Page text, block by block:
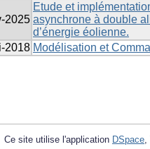
2025
Etude et
asynchrone à double
d’énergie éolienne.
2018 Modélisation et
Ce site utilise l'application DSpace,